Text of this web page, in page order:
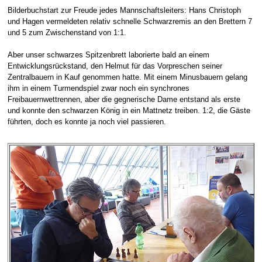
Bilderbuchstart zur Freude jedes Mannschaftsleiters: Hans Christoph
und Hagen vermeldeten relativ schnelle Schwarzremis an den Brettern 7
und 5 zum Zwischenstand von 1:1.
Aber unser schwarzes Spitzenbrett laborierte bald an einem
Entwicklungsrückstand, den Helmut für das Vorpreschen seiner
Zentralbauern in Kauf genommen hatte. Mit einem Minusbauern gelang
ihm in einem Turmendspiel zwar noch ein synchrones
Freibauernwettrennen, aber die gegnerische Dame entstand als erste
und konnte den schwarzen König in ein Mattnetz treiben. 1:2, die Gäste
führten, doch es konnte ja noch viel passieren.